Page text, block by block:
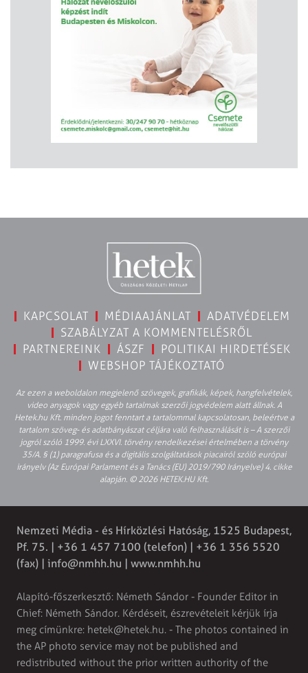
KAPCSOLAT MÉDIAAJÁNLAT
ADATVÉDELEM
SZABÁLYZAT A KOMMENTELÉSRŐL
PARTNEREINK
ÁSZF
POLITIKAI HIRDETÉSEK
WEBSHOP TÁJÉKOZTATÓ
Az ezen a weboldalon megjelenő szövegek, grafikák, képek, hangfelvételek,
video anyagok vagy egyéb tartalmak szerzői jogvédelem alatt állnak. A
Hetek.hu Kft. minden jogot fenntart a tartalommal kapcsolatosan, beleértve a
tartalom szöveg- és adatbányászat céljára való felhasználását is – A szerzői
jogról szóló 1999. évi LXXVI. törvény rendelkezései értelmében a törvény
35/A. § (1) paragrafusa és a digitális szolgáltatások piacairól szóló európai
irányelv (Az Európai Parlament és a Tanács (EU) 2019/790 Irányelve) 4. cikke
alapján. © 2026 HETEK.HU Kft.
Nemzeti Média - és Hírközlési Hatóság, 1525 Budapest,
Pf. 75. | +36 1 457 7100 (telefon) | +36 1 356 5520
(fax) | info@nmhh.hu | www.nmhh.hu
Alapító-főszerkesztő: Németh Sándor - Founder Editor in
Chief: Németh Sándor. Kérdéseit, észrevételeit kérjük írja
meg címünkre: hetek@hetek.hu. - The photos contained in
the AP photo service may not be published and
redistributed without the prior written authority of the